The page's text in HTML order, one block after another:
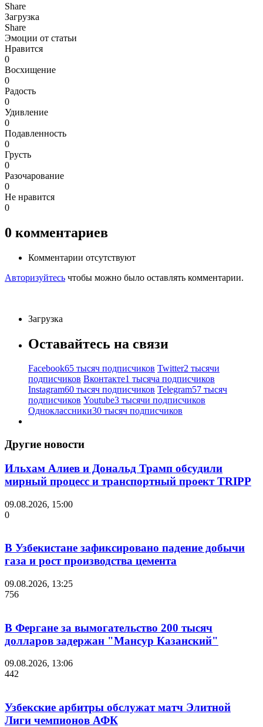
Share
Загрузка
Share
Эмоции от статьи
Нравится
0
Восхищение
0
Радость
0
Удивление
0
Подавленность
0
Грусть
0
Разочарование
0
Не нравится
0
0 комментариев
Комментарии отсутствуют
Авторизуйтесь чтобы можно было оставлять комментарии.
Загрузка
Оставайтесь на связи
Facebook65 тысяч подписчиков Twitter2 тысячи
подписчиков Вконтакте1 тысяча подписчиков
Instagram60 тысяч подписчиков Telegram57 тысяч
подписчиков Youtube3 тысячи подписчиков
Одноклассники30 тысяч подписчиков
Другие новости
Ильхам Алиев и Дональд Трамп обсудили
мирный процесс и транспортный проект TRIPP
09.08.2026, 15:00
0
В Узбекистане зафиксировано падение добычи
газа и рост производства цемента
09.08.2026, 13:25
756
В Фергане за вымогательство 200 тысяч
долларов задержан "Мансур Казанский"
09.08.2026, 13:06
442
Узбекские арбитры обслужат матч Элитной
Лиги чемпионов АФК